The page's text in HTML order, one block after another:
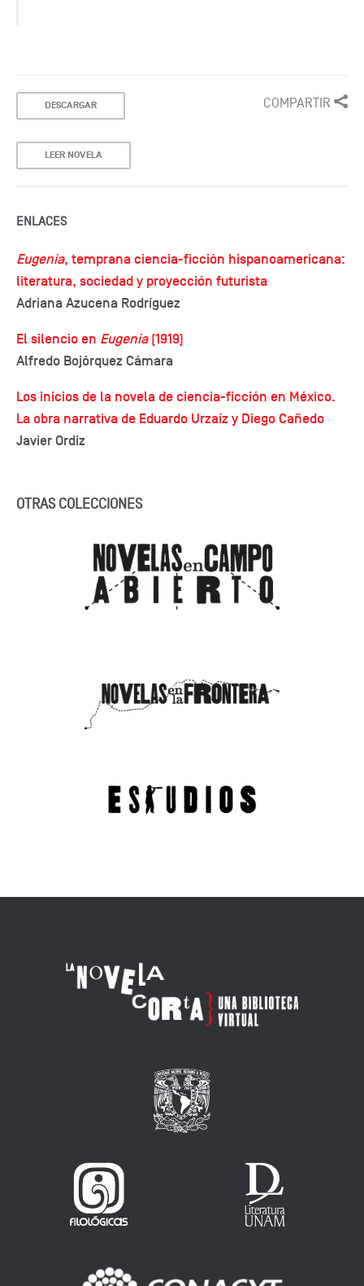
DESCARGAR
LEER NOVELA
COMPARTIR
ENLACES
Eugenia, temprana ciencia-ficción hispanoamericana:
literatura, sociedad y proyección futurista
Adriana Azucena Rodríguez
El silencio en Eugenia(1919)
Alfredo Bojórquez Cámara
Los inicios de la novela de ciencia-ficción en México.
La obra narrativa de Eduardo Urzaíz y Diego Cañedo
Javier Ordiz
OTRAS COLECCIONES